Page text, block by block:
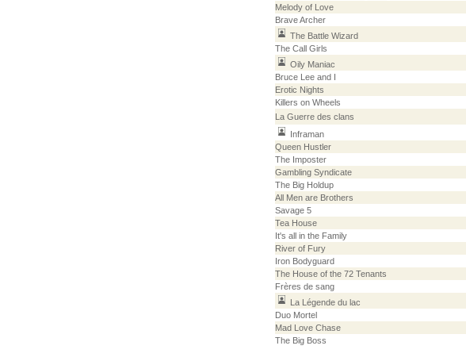
Melody of Love
Brave Archer
The Battle Wizard
The Call Girls
Oily Maniac
Bruce Lee and I
Erotic Nights
Killers on Wheels
La Guerre des clans
Inframan
Queen Hustler
The Imposter
Gambling Syndicate
The Big Holdup
All Men are Brothers
Savage 5
Tea House
It's all in the Family
River of Fury
Iron Bodyguard
The House of the 72 Tenants
Frères de sang
La Légende du lac
Duo Mortel
Mad Love Chase
The Big Boss